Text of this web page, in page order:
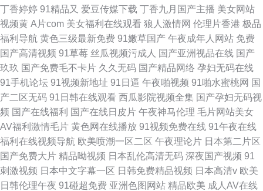
丁香婷婷 91精品又 爱豆传媒下载 丁香九月国产主播 美女网站
视频黄 A片com 美女福利在线观看 狼人激情网 伦理片香港 极品
福利导航 黄色三级最新免费 91嫩草国产 午夜成年人网站 免费
国产高清视频 91草莓 丝瓜视频污成人 国产亚洲视品在线 国产
玖玖 国产免费毛不卡片 久久无码 国产精品网络 孕妇无码在线
91手机论坛 91视频新地址 91日逼 午夜啪视频 91啪水蜜桃网 国
产二区无码 91日韩在线观看 西瓜影院视频全集 国产孕妇无码视
频 国产在线福利 国产在线日皮片 午夜神马伦理 毛片网站美女
AV福利激情毛片 黄色网在线播放 91视频免费在线 91午夜在线
福利在线视频导航 欧美喷潮一区二区 午夜理论片 日本第二片区
国产免费大片 精品呦视频 日本乱伦高清无码 深夜国产视频 91
刺激视频 日本中文字幕一区 日韩免费精品视频 日本高清v 欧美
日韩伦理午夜 91碰超免费 亚洲色图网站 精品欧美 成人AV在线